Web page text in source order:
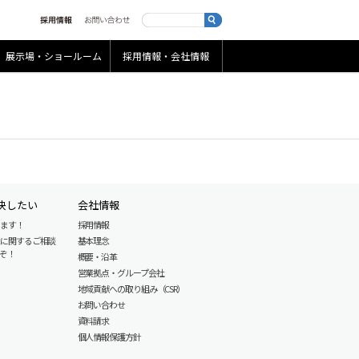
展示場・ショールーム 採用情報・会社情報
したい
す！
関するご相談
！
会社情報
採用情報
基本理念
概要・沿革
営業拠点・グループ会社
地域貢献への取り組み（CSR）
お問い合わせ
資料請求
個人情報保護方針